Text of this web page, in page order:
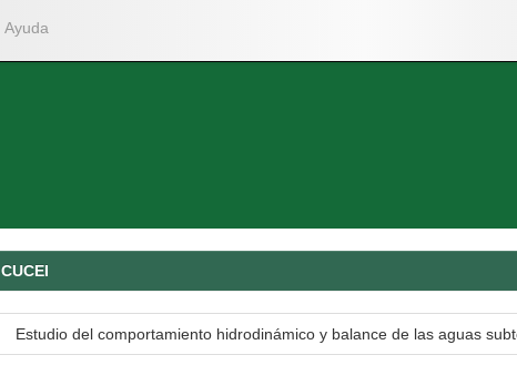
Ayuda
CUCEI
Estudio del comportamiento hidrodinámico y balance de las aguas